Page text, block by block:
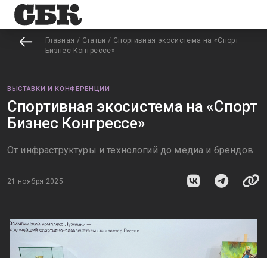
Главная / Статьи / Спортивная экосистема на «Спорт
Бизнес Конгрессе»
ВЫСТАВКИ И КОНФЕРЕНЦИИ
Спортивная экосистема на «Спорт
Бизнес Конгрессе»
От инфраструктуры и технологий до медиа и брендов
21 ноября 2025